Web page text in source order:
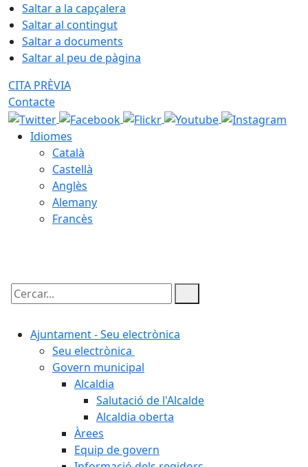
Saltar a la capçalera
Saltar al contingut
Saltar a documents
Saltar al peu de pàgina
CITA PRÈVIA
Contacte
Idiomes
Català
Castellà
Anglès
Alemany
Francès
Cercar:
Ajuntament - Seu electrònica
Seu electrònica
Govern municipal
Alcaldia
Salutació de l'Alcalde
Alcaldia oberta
Àrees
Equip de govern